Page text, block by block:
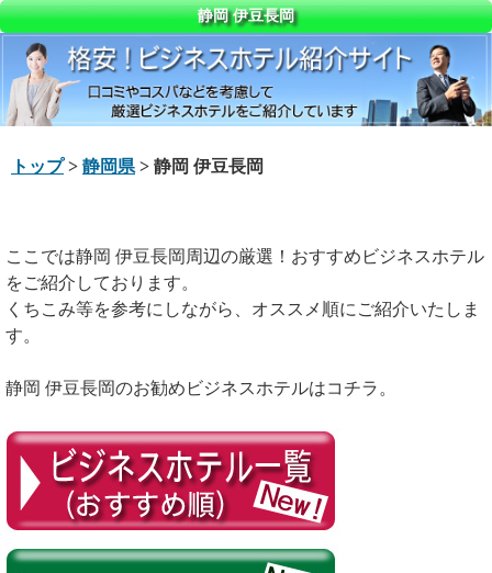
静岡 伊豆長岡
トップ> 静岡県 > 静岡 伊豆長岡
ここでは静岡 伊豆長岡周辺の厳選！おすすめビジネスホテル
をご紹介しております。
くちこみ等を参考にしながら、オススメ順にご紹介いたしま
す。
静岡 伊豆長岡のお勧めビジネスホテルはコチラ。